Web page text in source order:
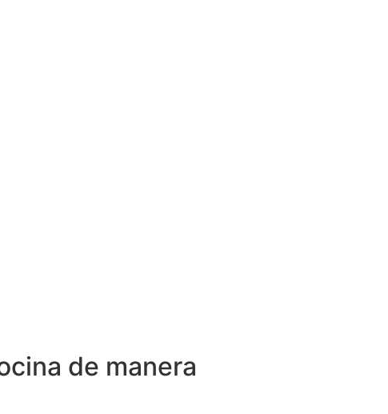
de manera